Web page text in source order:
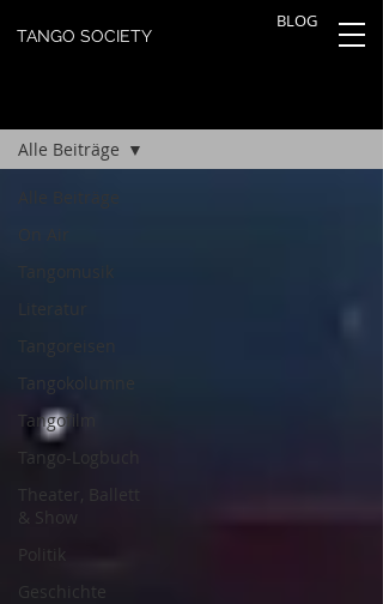
BLOG
TANGO SOCIETY
Tangomusik
Literatur
Tangoreisen
Tangokolumne
Tangofilm
Tango-Logbuch
Theater, Ballett
& Show
Politik
Geschichte
Alle Beiträge